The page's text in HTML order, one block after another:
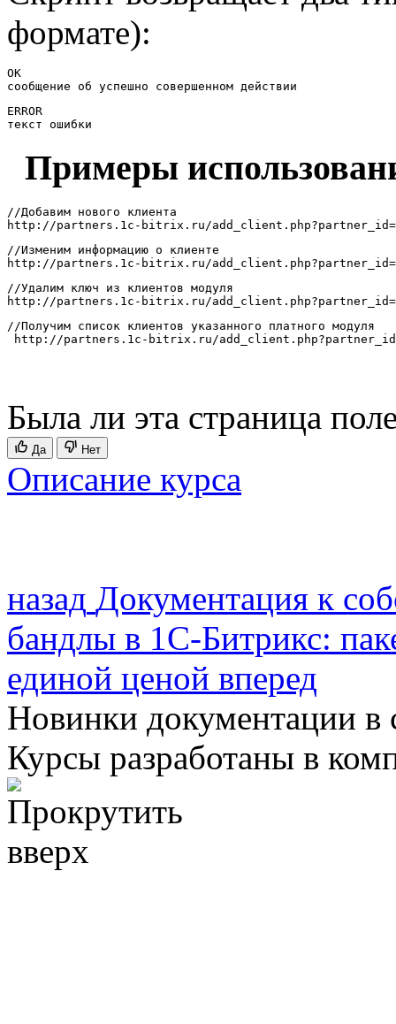
формате):
OK
сообщение об успешно совершенном действии
ERROR
текст ошибки
Примеры
//Добавим нового клиента
http://partners.1c-bitrix.ru/add_client.php?partner_id=
//Изменим информацию о клиенте
http://partners.1c-bitrix.ru/add_client.php?partner_id=
//Удалим ключ из клиентов модуля
http://partners.1c-bitrix.ru/add_client.php?partner_id=
//Получим список клиентов указанного платного модуля
http://partners.1c-bitrix.ru/
Была ли эта страница
Да Нет
Описание курса
назад Документация к
бандлы в 1С-Битрикс:
единой ценой вперед
Новинки документации в
Курсы разработаны в